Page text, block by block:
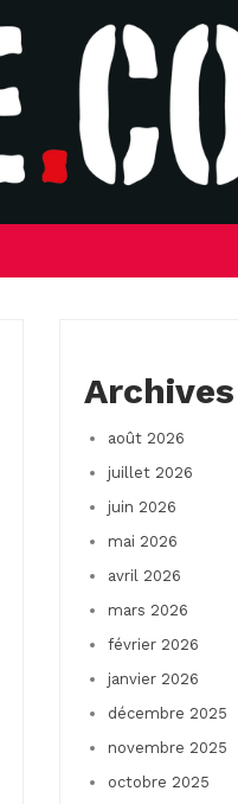
Archives
août 2026
juillet 2026
juin 2026
mai 2026
avril 2026
mars 2026
février 2026
janvier 2026
décembre 2025
novembre 2025
octobre 2025